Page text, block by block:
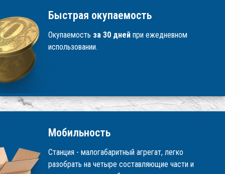
Быстрая окупаемость
Окупаемость за 30 дней при ежедневном
использовании.
Мобильность
Станция - малогабаритный агрегат, легко
разобрать на четыре составляющие части и